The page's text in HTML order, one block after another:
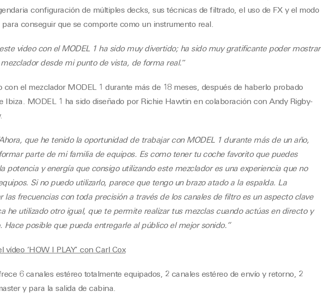
configuración de múltiples decks, sus técnicas de filtrado, el uso de FX y el modo
conseguir que se comporte como un instrumento real.
video con el MODEL 1 ha sido muy divertido; ha sido muy gratificante poder mostrar
desde mi punto de vista, de forma real.”
con el mezclador MODEL 1 durante más de 18 meses, después de haberlo probado
Ibiza. MODEL 1 ha sido diseñado por Richie Hawtin en colaboración con Andy Rigby-
que he tenido la oportunidad de trabajar con MODEL 1 durante más de un año,
parte de mi familia de equipos. Es como tener tu coche favorito que puedes
potencia y energía que consigo utilizando este mezclador es una experiencia que no
Si no puedo utilizarlo, parece que tengo un brazo atado a la espalda. La
las frecuencias con toda precisión a través de los canales de filtro es un aspecto clave
he utilizado otro igual, que te permite realizar tus mezclas cuando actúas en directo y
Hace posible que pueda entregarle al público el mejor sonido.”
6 canales estéreo totalmente equipados, 2 canales estéreo de envío y retorno, 2
y para la salida de cabina.